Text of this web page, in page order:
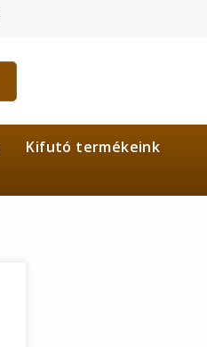
Kifutó termékeink